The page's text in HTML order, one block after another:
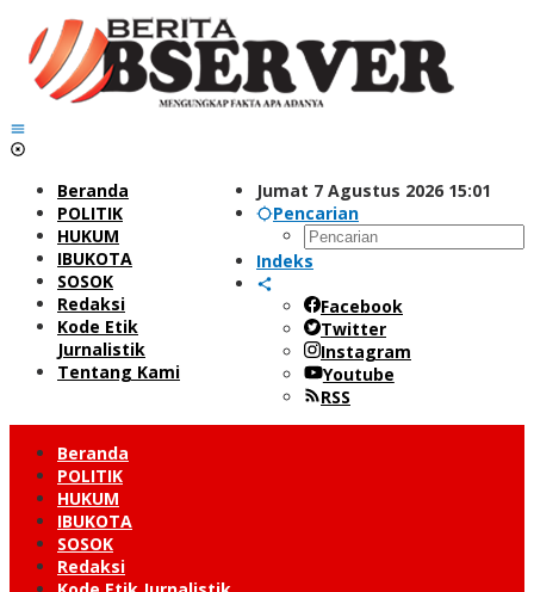
Lewati
konten
Jumat 7 Agustus 2026 15:01
Pencarian
Indeks
Facebook
Twitter
Instagram
Youtube
RSS
Beranda
POLITIK
HUKUM
IBUKOTA
SOSOK
Redaksi
Kode Etik
Jurnalistik
Tentang Kami
Beranda
POLITIK
HUKUM
IBUKOTA
SOSOK
Redaksi